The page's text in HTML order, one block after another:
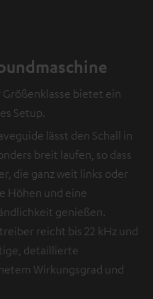
Größenklasse bietet ein
Setup.
lässt den Schall in
breit laufen, so dass
die ganz weit links oder
Höhen und eine
genießen.
reicht bis 22 kHz und
detaillierte
Wirkungsgrad und